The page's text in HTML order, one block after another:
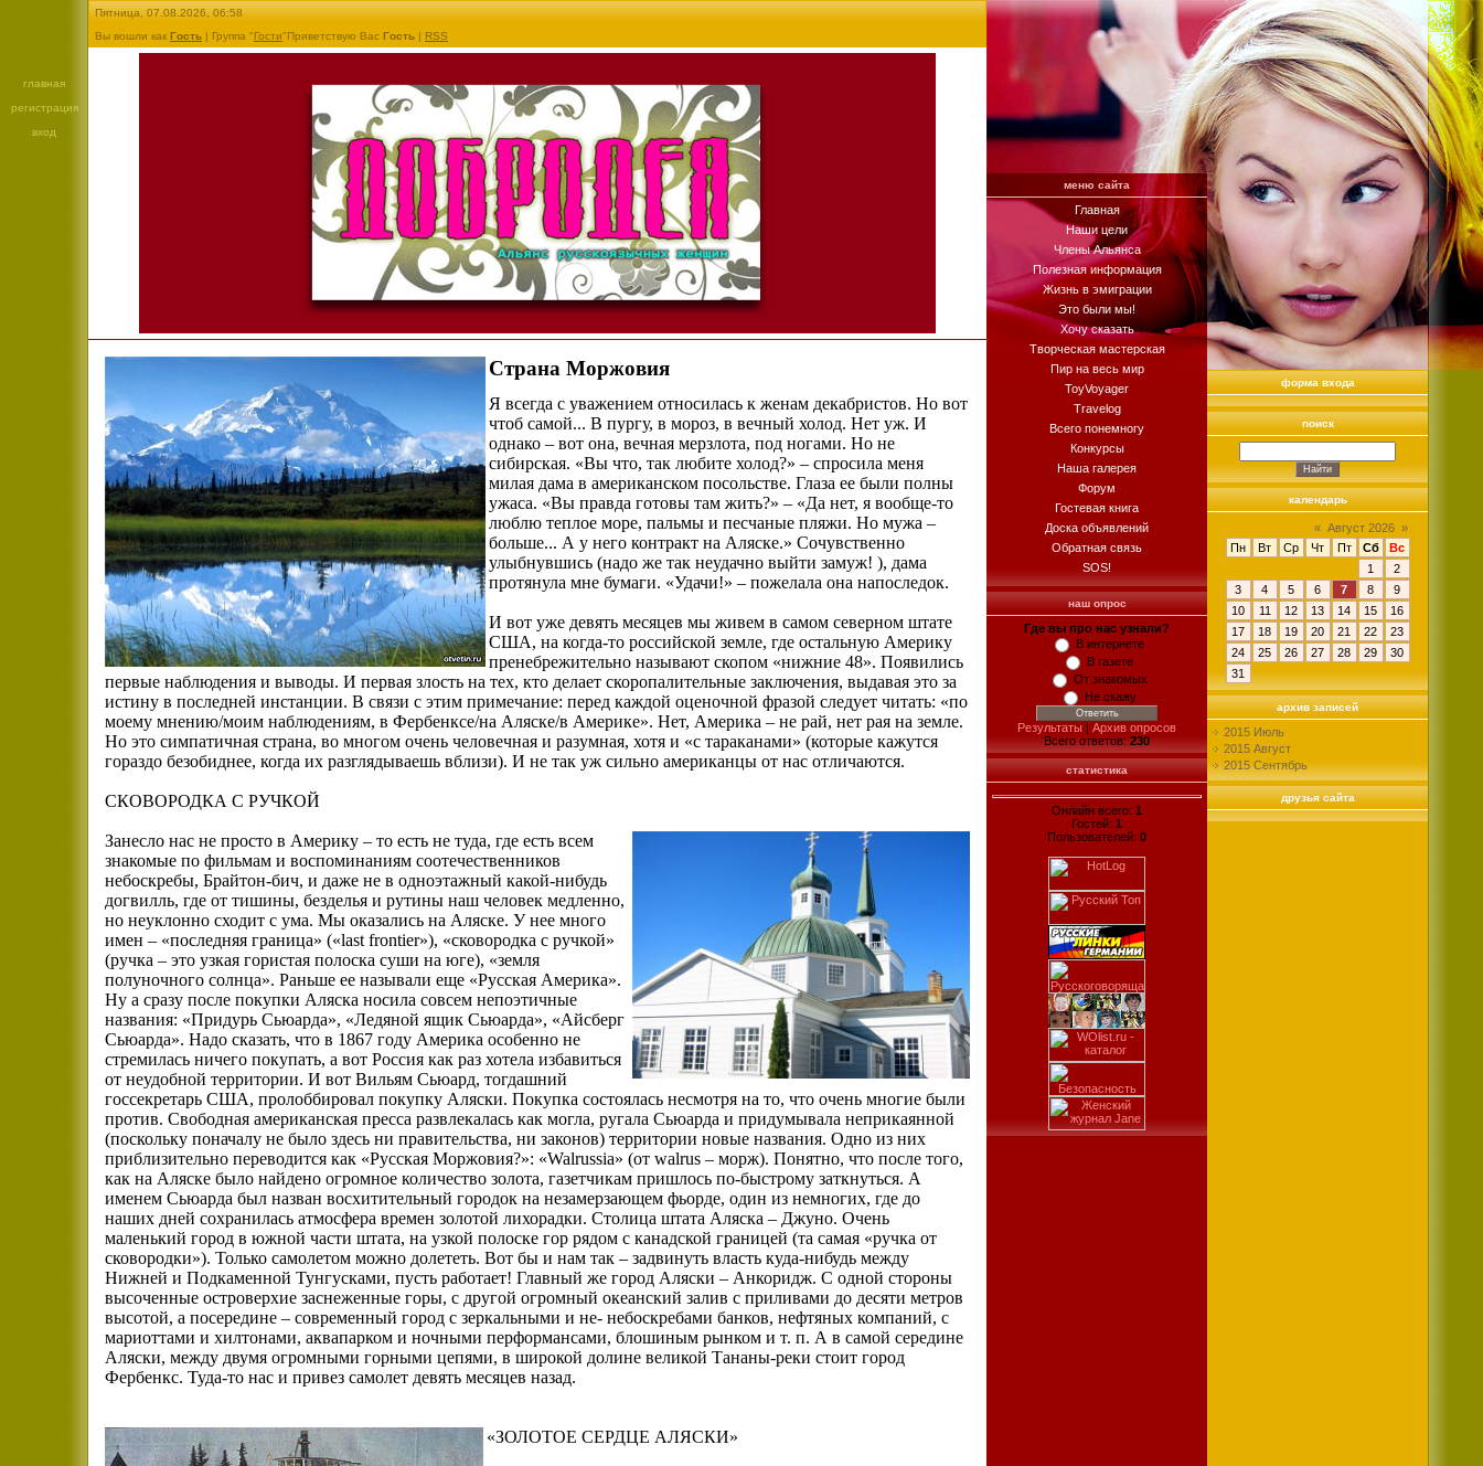
главная
регистрация
вход
Пятница, 07.08.2026, 06:58
Вы вошли как Гость | Группа "Гости"Приветствую Вас Гость | RSS
Страна Моржовия
Я всегда с уважением относилась к женам декабристов. Но вот
чтоб самой... В пургу, в мороз, в вечный холод. Нет уж. И
однако – вот она, вечная мерзлота, под ногами. Но не
сибирская. «Вы что, так любите холод?» – спросила меня
милая дама в американском посольстве. Глаза ее были полны
ужаса. «Вы правда готовы там жить?» – «Да нет, я вообще-то
люблю теплое море, пальмы и песчаные пляжи. Но мужа –
больше... А у него контракт на Аляске.» Сочувственно
улыбнувшись (надо же так неудачно выйти замуж! ), дама
протянула мне бумаги. «Удачи!» – пожелала она напоследок.
И вот уже девять месяцев мы живем в самом северном штате
США, на когда-то российской земле, где остальную Америку
пренебрежительно называют скопом «нижние 48». Появились
первые наблюдения и выводы. И первая злость на тех, кто делает скоропалительные заключения, выдавая это за
истину в последней инстанции. В связи с этим примечание: перед каждой оценочной фразой следует читать: «по
моему мнению/моим наблюдениям, в Фербенксе/на Аляске/в Америке». Нет, Америка – не рай, нет рая на земле.
Но это симпатичная страна, во многом очень человечная и разумная, хотя и «с тараканами» (которые кажутся
гораздо безобиднее, когда их разглядываешь вблизи). И не так уж сильно американцы от нас отличаются.
СКОВОРОДКА С РУЧКОЙ
Занесло нас не просто в Америку – то есть не туда, где есть всем
знакомые по фильмам и воспоминаниям соотечественников
небоскребы, Брайтон-бич, и даже не в одноэтажный какой-нибудь
догвилль, где от тишины, безделья и рутины наш человек медленно,
но неуклонно сходит с ума. Мы оказались на Аляске. У нее много
имен – «последняя граница» («last frontier»), «сковородка с ручкой»
(ручка – это узкая гористая полоска суши на юге), «земля
полуночного солнца». Раньше ее называли еще «Русская Америка».
Ну а сразу после покупки Аляска носила совсем непоэтичные
названия: «Придурь Сьюарда», «Ледяной ящик Сьюарда», «Айсберг
Сьюарда». Надо сказать, что в 1867 году Америка особенно не
стремилась ничего покупать, а вот Россия как раз хотела избавиться
от неудобной территории. И вот Вильям Сьюард, тогдашний
госсекретарь США, пролоббировал покупку Аляски. Покупка состоялась несмотря на то, что очень многие были
против. Свободная американская пресса развлекалась как могла, ругала Сьюарда и придумывала неприкаянной
(поскольку поначалу не было здесь ни правительства, ни законов) территории новые названия. Одно из них
приблизительно переводится как «Русская Моржовия?»: «Walrussia» (от walrus – морж). Понятно, что после того,
как на Аляске было найдено огромное количество золота, газетчикам пришлось по-быстрому заткнуться. А
именем Сьюарда был назван восхитительный городок на незамерзающем фьорде, один из немногих, где до
наших дней сохранилась атмосфера времен золотой лихорадки. Столица штата Аляска – Джуно. Очень
маленький город в южной части штата, на узкой полоске гор рядом с канадской границей (та самая «ручка от
сковородки»). Только самолетом можно долететь. Вот бы и нам так – задвинуть власть куда-нибудь между
Нижней и Подкаменной Тунгусками, пусть работает! Главный же город Аляски – Анкоридж. С одной стороны
высоченные островерхие заснеженные горы, с другой огромный океанский залив с приливами до десяти метров
высотой, а посередине – современный город с зеркальными и не- небоскребами банков, нефтяных компаний, с
мариоттами и хилтонами, аквапарком и ночными перформансами, блошиным рынком и т. п. А в самой середине
Аляски, между двумя огромными горными цепями, в широкой долине великой Тананы-реки стоит город
Фербенкс. Туда-то нас и привез самолет девять месяцев назад.
«ЗОЛОТОЕ СЕРДЦЕ АЛЯСКИ»
меню сайта
Главная
Наши цели
Члены Альянса
Полезная информация
Жизнь в эмиграции
Это были мы!
Хочу сказать
Творческая мастерская
Пир на весь мир
ToyVoyager
Travelog
Всего понемногу
Конкурсы
Наша галерея
Форум
Гостевая книга
Доска объявлений
Обратная связь
SOS!
наш опрос
Где вы про нас узнали?
В интернете
В газете
От знакомых
Не скажу
Результаты | Архив опросов
Всего ответов: 230
статистика
Онлайн всего: 1
Гостей: 1
Пользователей: 0
форма входа
поиск
календарь
« Август 2026 »
Пн
Вт Ср Чт Пт Сб
Вс
1
2
3
4 5 6 7 8
9
10
11 12 13 14 15
16
17
18 19 20 21 22
23
24
25 26 27 28 29
30
31
архив записей
2015 Июль
2015 Август
2015 Сентябрь
друзья сайта